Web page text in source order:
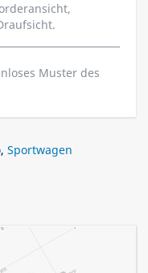
Muster des
, Sportwagen